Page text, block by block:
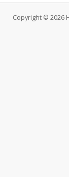
Copyright © 2026